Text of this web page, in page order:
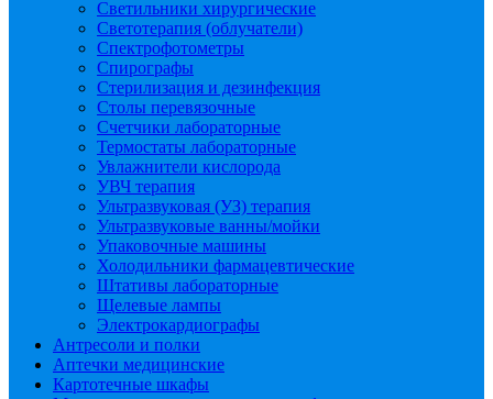
Светильники хирургические
Светотерапия (облучатели)
Спектрофотометры
Спирографы
Стерилизация и дезинфекция
Столы перевязочные
Счетчики лабораторные
Термостаты лабораторные
Увлажнители кислорода
УВЧ терапия
Ультразвуковая (УЗ) терапия
Ультразвуковые ванны/мойки
Упаковочные машины
Холодильники фармацевтические
Штативы лабораторные
Щелевые лампы
Электрокардиографы
Антресоли и полки
Аптечки медицинские
Картотечные шкафы